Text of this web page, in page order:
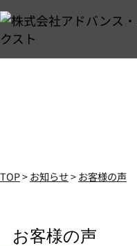
TOP>お知らせ>お客様の声
お客様の声